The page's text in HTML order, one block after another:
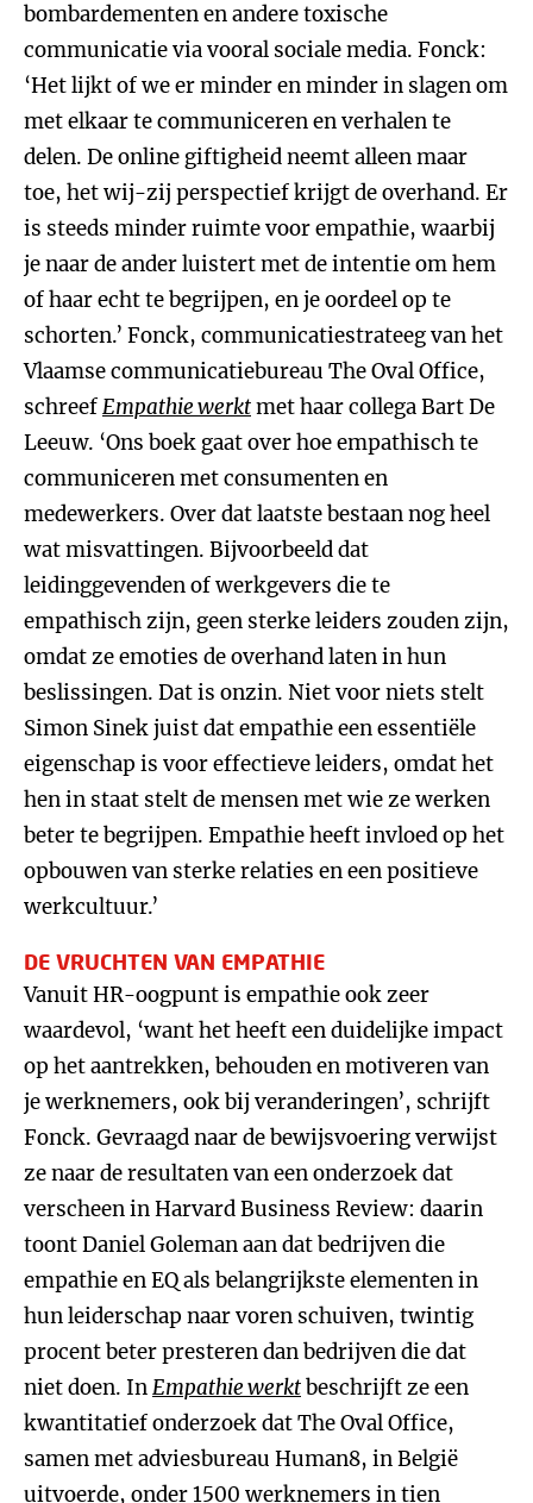
bombardementen en andere toxische
communicatie via vooral sociale media. Fonck:
‘Het lijkt of we er minder en minder in slagen om
met elkaar te communiceren en verhalen te
delen. De online giftigheid neemt alleen maar
toe, het wij-zij perspectief krijgt de overhand. Er
is steeds minder ruimte voor empathie, waarbij
je naar de ander luistert met de intentie om hem
of haar echt te begrijpen, en je oordeel op te
schorten.’ Fonck, communicatiestrateeg van het
Vlaamse communicatiebureau The Oval Office,
schreefEmpathie werktmet haar collega Bart De
Leeuw. ‘Ons boek gaat over hoe empathisch te
communiceren met consumenten en
medewerkers. Over dat laatste bestaan nog heel
wat misvattingen. Bijvoorbeeld dat
leidinggevenden of werkgevers die te
empathisch zijn, geen sterke leiders zouden zijn,
omdat ze emoties de overhand laten in hun
beslissingen. Dat is onzin. Niet voor niets stelt
Simon Sinek juist dat empathie een essentiële
eigenschap is voor effectieve leiders, omdat het
hen in staat stelt de mensen met wie ze werken
beter te begrijpen. Empathie heeft invloed op het
opbouwen van sterke relaties en een positieve
werkcultuur.’
DE VRUCHTEN VAN EMPATHIE
Vanuit HR-oogpunt is empathie ook zeer
waardevol, ‘want het heeft een duidelijke impact
op het aantrekken, behouden en motiveren van
je werknemers, ook bij veranderingen’, schrijft
Fonck. Gevraagd naar de bewijsvoering verwijst
ze naar de resultaten van een onderzoek dat
verscheen in Harvard Business Review: daarin
toont Daniel Goleman aan dat bedrijven die
empathie en EQ als belangrijkste elementen in
hun leiderschap naar voren schuiven, twintig
procent beter presteren dan bedrijven die dat
niet doen. InEmpathie werktbeschrijft ze een
kwantitatief onderzoek dat The Oval Office,
samen met adviesbureau Human8, in België
uitvoerde, onder 1500 werknemers in tien